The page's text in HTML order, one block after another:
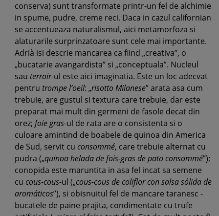
conserva) sunt transformate printr-un fel de alchimie
in spume, pudre, creme reci. Daca in cazul californian
se accentueaza naturalismul, aici metamorfoza si
alaturarile surprinzatoare sunt cele mai importante.
Adrià isi descrie mancarea ca fiind „creativa”, o
„bucatarie avangardista” si „conceptuala”. Nucleul
sau terroir-ul este aici imaginatia. Este un loc adecvat
pentru trompe l’oeil: „risotto Milanese” arata asa cum
trebuie, are gustul si textura care trebuie, dar este
preparat mai mult din germeni de fasole decat din
orez; foie gras-ul de rata are o consistenta si o
culoare amintind de boabele de quinoa din America
de Sud, servit cu consommé, care trebuie alternat cu
pudra („quinoa helada de fois-gras de pato consommé”);
conopida este maruntita in asa fel incat sa semene
cu cous-cous-ul („cous-cous de coliflor con salsa sólida de
aromáticos”), si obisnuitul fel de mancare taranesc -
bucatele de paine prajita, condimentate cu trufe